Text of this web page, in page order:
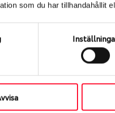
som du har tillhandahållit
hos oss levereras de
datum och tid för